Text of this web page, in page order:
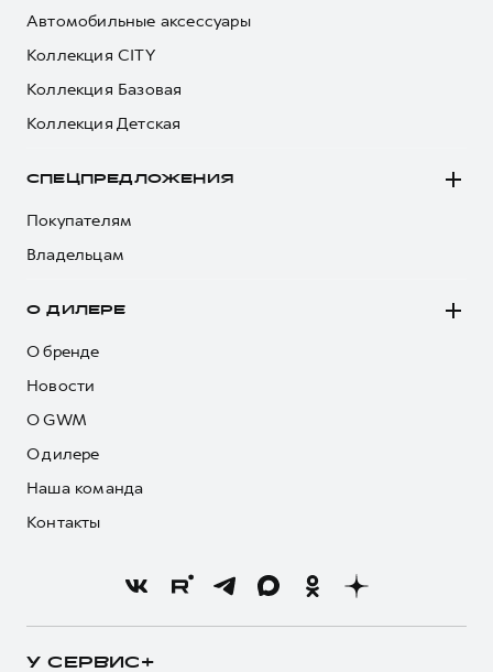
Автомобильные аксессуары
Коллекция CITY
Коллекция Базовая
Коллекция Детская
СПЕЦПРЕДЛОЖЕНИЯ
Покупателям
Владельцам
О ДИЛЕРЕ
О бренде
Новости
О GWM
О дилере
Наша команда
Контакты
У СЕРВИС+